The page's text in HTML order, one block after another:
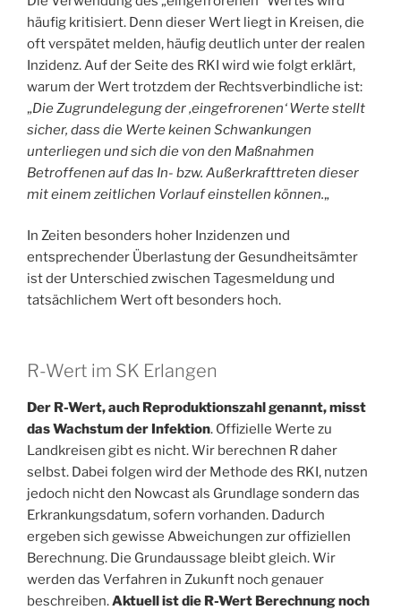
häufig kritisiert. Denn dieser Wert liegt in Kreisen, die
oft verspätet melden, häufig deutlich unter der realen
Inzidenz. Auf der Seite des RKI wird wie folgt erklärt,
warum der Wert trotzdem der Rechtsverbindliche ist:
„Die Zugrundelegung der ‚eingefrorenen‘ Werte stellt
sicher, dass die Werte keinen Schwankungen
unterliegen und sich die von den Maßnahmen
Betroffenen auf das In- bzw. Außerkrafttreten dieser
mit einem zeitlichen Vorlauf einstellen können.„
In Zeiten besonders hoher Inzidenzen und
entsprechender Überlastung der Gesundheitsämter
ist der Unterschied zwischen Tagesmeldung und
tatsächlichem Wert oft besonders hoch.
R-Wert im SK Erlangen
Der R-Wert, auch Reproduktionszahl genannt, misst
das Wachstum der Infektion. Offizielle Werte zu
Landkreisen gibt es nicht. Wir berechnen R daher
selbst. Dabei folgen wird der Methode des RKI, nutzen
jedoch nicht den Nowcast als Grundlage sondern das
Erkrankungsdatum, sofern vorhanden. Dadurch
ergeben sich gewisse Abweichungen zur offiziellen
Berechnung. Die Grundaussage bleibt gleich. Wir
werden das Verfahren in Zukunft noch genauer
beschreiben.Aktuell ist die R-Wert Berechnung noch